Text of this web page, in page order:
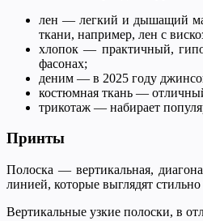
лен — легкий и дышащий
ткани, например, лен с
хлопок — практичный,
фасонах;
деним — в 2025 году
костюмная ткань —
трикотаж — набирает
Принты
Полоска — вертикальная,
линией, которые выглядят
Вертикальные узкие полоски, в